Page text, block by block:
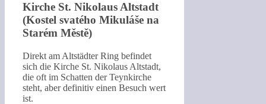
Kirche St. Nikolaus Altstadt
(Kostel svatého Mikuláše na
Starém Městě)
Direkt am Altstädter Ring befindet
sich die Kirche St. Nikolaus Altstadt,
die oft im Schatten der Teynkirche
steht, aber definitiv einen Besuch wert
ist.